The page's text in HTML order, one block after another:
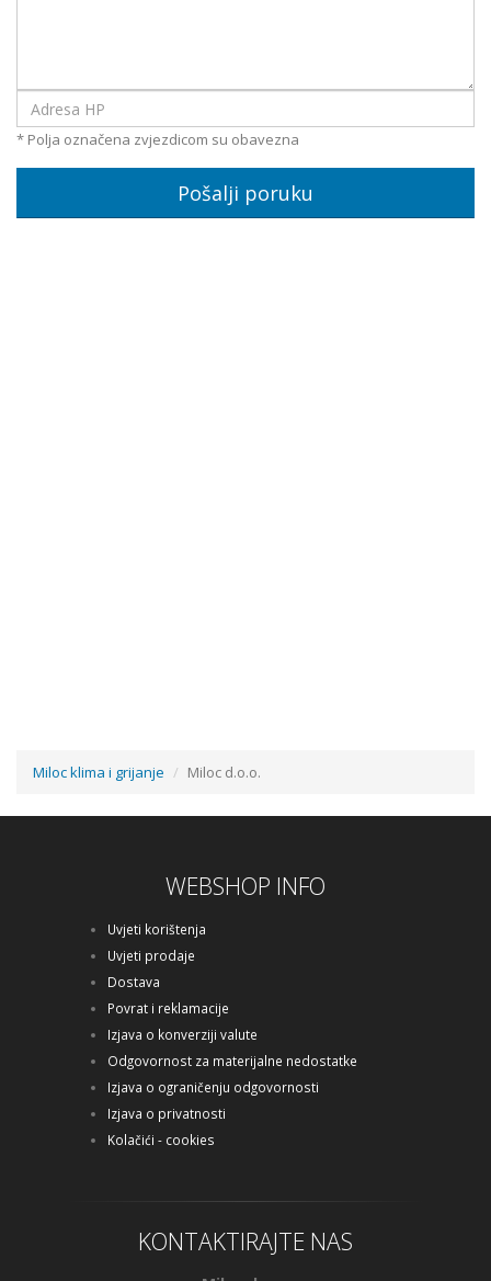
* Polja označena zvjezdicom su obavezna
Miloc klima i grijanje
Miloc d.o.o.
WEBSHOP INFO
Uvjeti korištenja
Uvjeti prodaje
Dostava
Povrat i reklamacije
Izjava o konverziji valute
Odgovornost za materijalne nedostatke
Izjava o ograničenju odgovornosti
Izjava o privatnosti
Kolačići - cookies
KONTAKTIRAJTE NAS